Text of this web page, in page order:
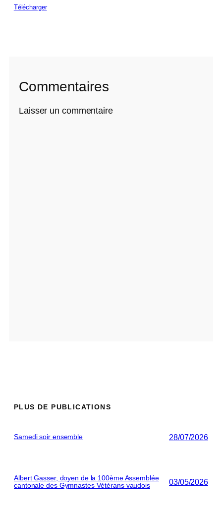
Télécharger
Commentaires
Laisser un commentaire
PLUS DE PUBLICATIONS
Samedi soir ensemble 28/07/2026
Albert Gasser, doyen de la 100ème Assemblée
cantonale des Gymnastes Vétérans vaudois
03/05/2026